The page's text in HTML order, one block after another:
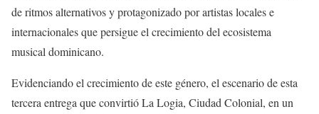
de ritmos alternativos y protagonizado por artistas locales e
internacionales que persigue el crecimiento del ecosistema
musical dominicano.
Evidenciando el crecimiento de este género, el escenario de esta
tercera entrega que convirtió La Logia, Ciudad Colonial, en un